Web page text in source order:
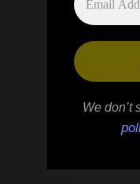
We don’t